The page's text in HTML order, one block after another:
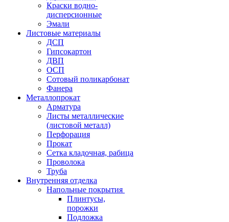
Краски водно-
дисперсионные
Эмали
Листовые материалы
ДСП
Гипсокартон
ДВП
ОСП
Сотовый поликарбонат
Фанера
Металлопрокат
Арматура
Листы металлические
(листовой металл)
Перфорация
Прокат
Сетка кладочная, рабица
Проволока
Труба
Внутренняя отделка
Напольные покрытия
Плинтусы,
порожки
Подложка